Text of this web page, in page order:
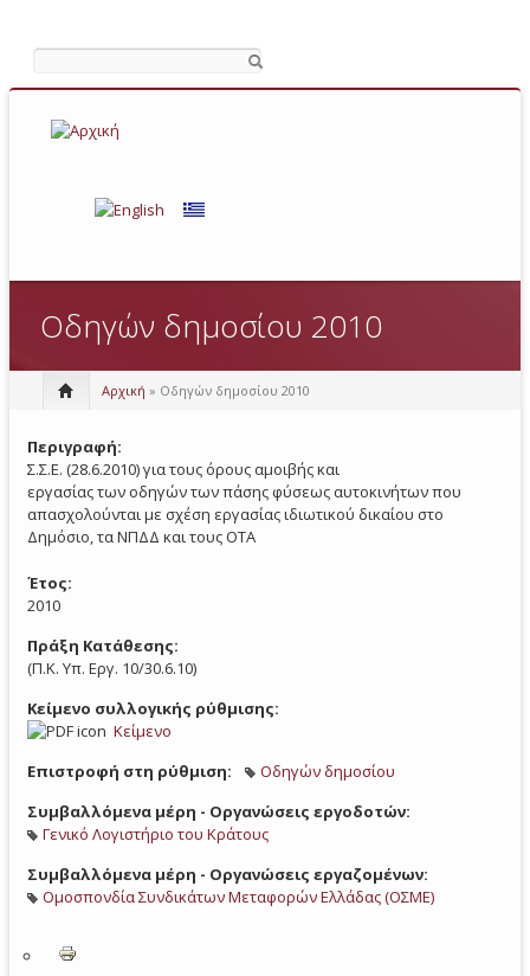
Οδηγών δημοσίου 2010
Αρχική » Οδηγών δημοσίου 2010
Περιγραφή:
Σ.Σ.Ε. (28.6.2010) για τους όρους αμοιβής και
εργασίας των οδηγών των πάσης φύσεως αυτοκινήτων που
απασχολούνται με σχέση εργασίας ιδιωτικού δικαίου στο
Δημόσιο, τα ΝΠΔΔ και τους ΟΤΑ
Έτος:
2010
Πράξη Κατάθεσης:
(Π.Κ. Υπ. Εργ. 10/30.6.10)
Κείμενο συλλογικής ρύθμισης:
Κείμενο
Επιστροφή στη ρύθμιση:
Οδηγών δημοσίου
Συμβαλλόμενα μέρη - Οργανώσεις εργοδοτών:
Γενικό Λογιστήριο του Κράτους
Συμβαλλόμενα μέρη - Οργανώσεις εργαζομένων:
Ομοσπονδία Συνδικάτων Μεταφορών Ελλάδας (ΟΣΜΕ)